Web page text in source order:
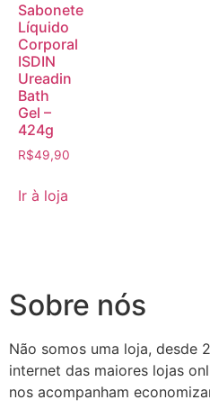
Sabonete
Líquido
Corporal
ISDIN
Ureadin
Bath
Gel –
424g
R$49,90
Ir à loja
Sobre nós
Não somos uma loja, desde
internet das maiores lojas
nos acompanham